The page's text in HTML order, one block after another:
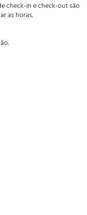
check-in e check-out são
as horas.